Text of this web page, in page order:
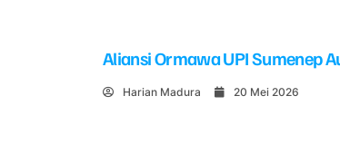
Aliansi Ormawa UPI Sumenep
Harian Madura 20 Mei 2026